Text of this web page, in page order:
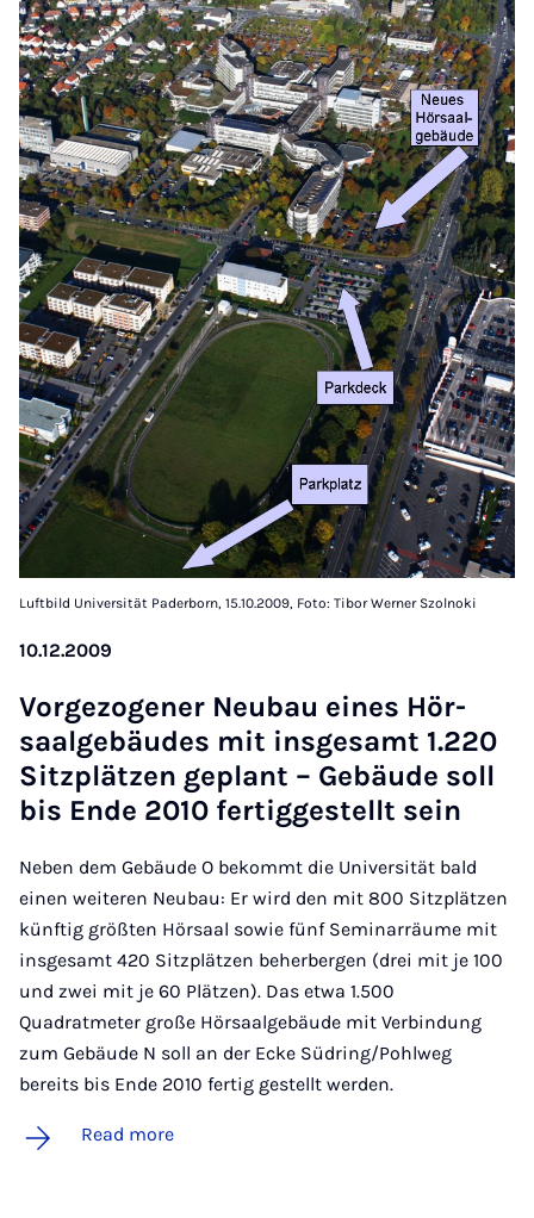
Luftbild Universität Paderborn, 15.10.2009, Foto: Tibor Werner Szolnoki
10.12.2009
Vorgezo­gen­er Neubau eines Hör­
saal­ge­bäudes mit insges­amt 1.220
Sitzplätzen ge­plant – Ge­bäude soll
bis Ende 2010 fer­tigges­tellt sein
Neben dem Gebäude O bekommt die Universität bald
einen weiteren Neubau: Er wird den mit 800 Sitzplätzen
künftig größten Hörsaal sowie fünf Seminarräume mit
insgesamt 420 Sitzplätzen beherbergen (drei mit je 100
und zwei mit je 60 Plätzen). Das etwa 1.500
Quadratmeter große Hörsaalgebäude mit Verbindung
zum Gebäude N soll an der Ecke Südring/Pohlweg
bereits bis Ende 2010 fertig gestellt werden.
Read more